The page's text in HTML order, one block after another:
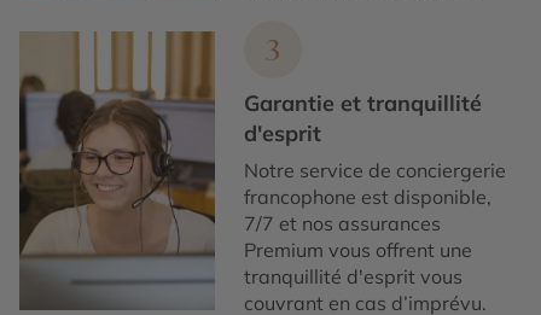
3
Garantie et tranquillité
d'esprit
Notre service de conciergerie
francophone est disponible,
7/7 et nos assurances
Premium vous offrent une
tranquillité d'esprit vous
couvrant en cas d’imprévu.